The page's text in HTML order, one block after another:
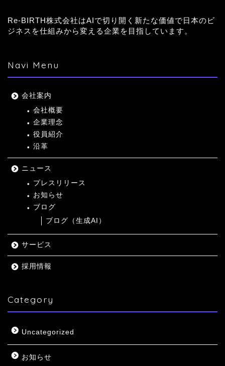
Re-BIRTH株式会社はAIで切り開く新たな価値で日本のビ
ジネスを仕組みから変える企業を目指しています。
Navi Menu
会社案内
会社概要
企業理念
役員紹介
沿革
ニュース
プレスリリース
お知らせ
ブログ
ブログ（生成AI）
サービス
採用情報
Category
Uncategorized
お知らせ